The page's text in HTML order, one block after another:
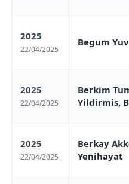
2025
22/04/2025
Begum
2025
22/04/2025
Berkim
Yildirmis,
2025
22/04/2025
Berkay
Yenihayat